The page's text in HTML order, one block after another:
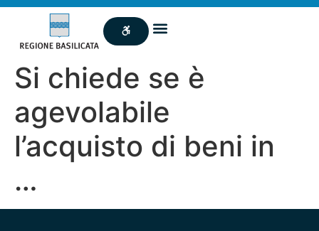
Si chiede se è
agevolabile
l’acquisto di beni in
…